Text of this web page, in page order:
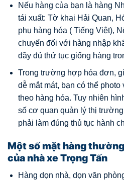
Nếu hàng của bạn là hàng
tái xuất: Tờ khai Hải Quan,
phụ hàng hóa ( Tiếng Việt),
chuyến đối với hàng nhập
đầy đủ thử tục giống hàng
Trong trường hợp hóa đơn,
dễ mắt mát, bạn có thể
theo hàng hóa. Tuy nhiên
số cơ quan quản lý thị
phải làm đúng thủ tục hành
Một số mặt hàng
của nhà xe Trọng Tấn
Hàng dọn nhà, dọn văn